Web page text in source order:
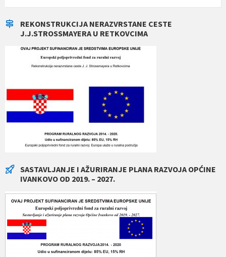
REKONSTRUKCIJA NERAZVRSTANE CESTE
J.J.STROSSMAYERA U RETKOVCIMA
SASTAVLJANJE I AŽURIRANJE PLANA RAZVOJA OPĆINE
IVANKOVO OD 2019. – 2027.